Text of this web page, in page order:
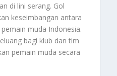
di lini serang. Gol
keseimbangan antara
muda Indonesia.
bagi klub dan tim
pemain muda secara